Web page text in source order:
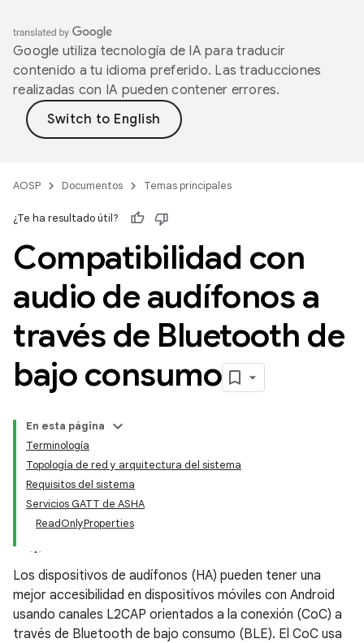
Google utiliza tecnología de IA para traducir
contenido a tu idioma preferido. Las traducciones
realizadas con IA pueden contener errores.
AOSP Documentos Temas principales
¿Te ha resultado útil?
Compatibilidad con
audio de audífonos a
través de Bluetooth de
bajo consumo
En esta página
Terminología
Topología de red y arquitectura del sistema
Requisitos del sistema
Servicios GATT de ASHA
ReadOnlyProperties
Los dispositivos de audífonos (HA) pueden tener una
mejor accesibilidad en dispositivos móviles con Android
usando canales L2CAP orientados a la conexión (CoC) a
través de Bluetooth de bajo consumo (BLE). El CoC usa